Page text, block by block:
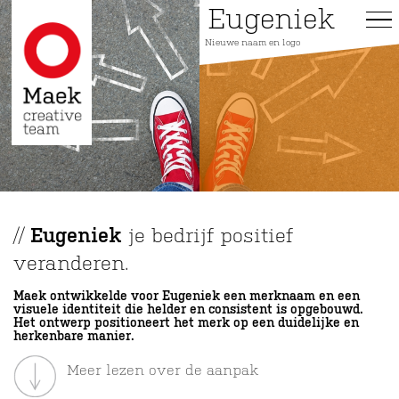
Overslaan
en
naar
de
inhoud
gaan
Eugeniek
Eugeniek
Nieuwe naam en logo
// Eugeniek je bedrijf positief
veranderen.
Maek ontwikkelde voor Eugeniek een merknaam en een
visuele identiteit die helder en consistent is opgebouwd.
Het ontwerp positioneert het merk op een duidelijke en
herkenbare manier.
Meer lezen over de aanpak